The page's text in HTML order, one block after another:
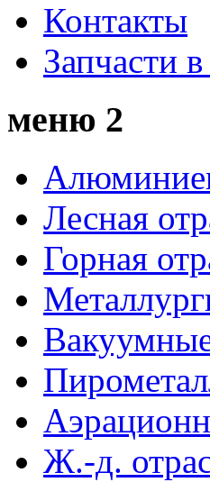
Контакты
Запчасти
меню 2
Лесная
Горная
Ж.-д.